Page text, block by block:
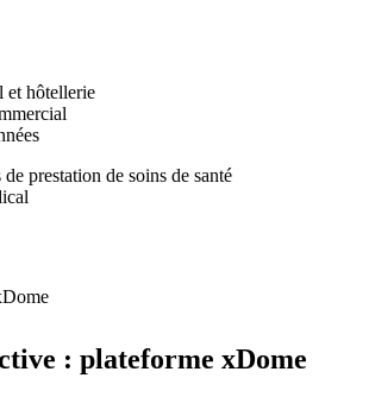
et hôtellerie
prestation de soins de santé
: plateforme xDome